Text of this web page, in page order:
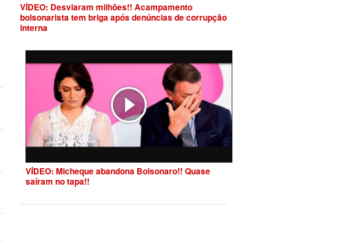
VÍDEO: Desviaram milhões!! Acampamento
bolsonarista tem briga após denúncias de corrupção
interna
VÍDEO: Micheque abandona Bolsonaro!! Quase
saíram no tapa!!